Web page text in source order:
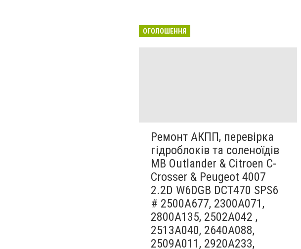
ОГОЛОШЕННЯ
Ремонт АКПП, перевірка
гідроблоків та соленоїдів
MB Outlander & Citroen C-
Crosser & Peugeot 4007
2.2D W6DGB DCT470 SPS6
# 2500A677, 2300A071,
2800A135, 2502A042 ,
2513A040, 2640A088,
2509A011, 2920A233,